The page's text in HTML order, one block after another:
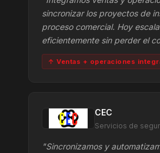
sincronizar los proyectos de
proceso comercial. Hoy
eficientemente sin perder el
↑ Ventas + operaciones
CEC
Servicios de
"Sincronizamos y